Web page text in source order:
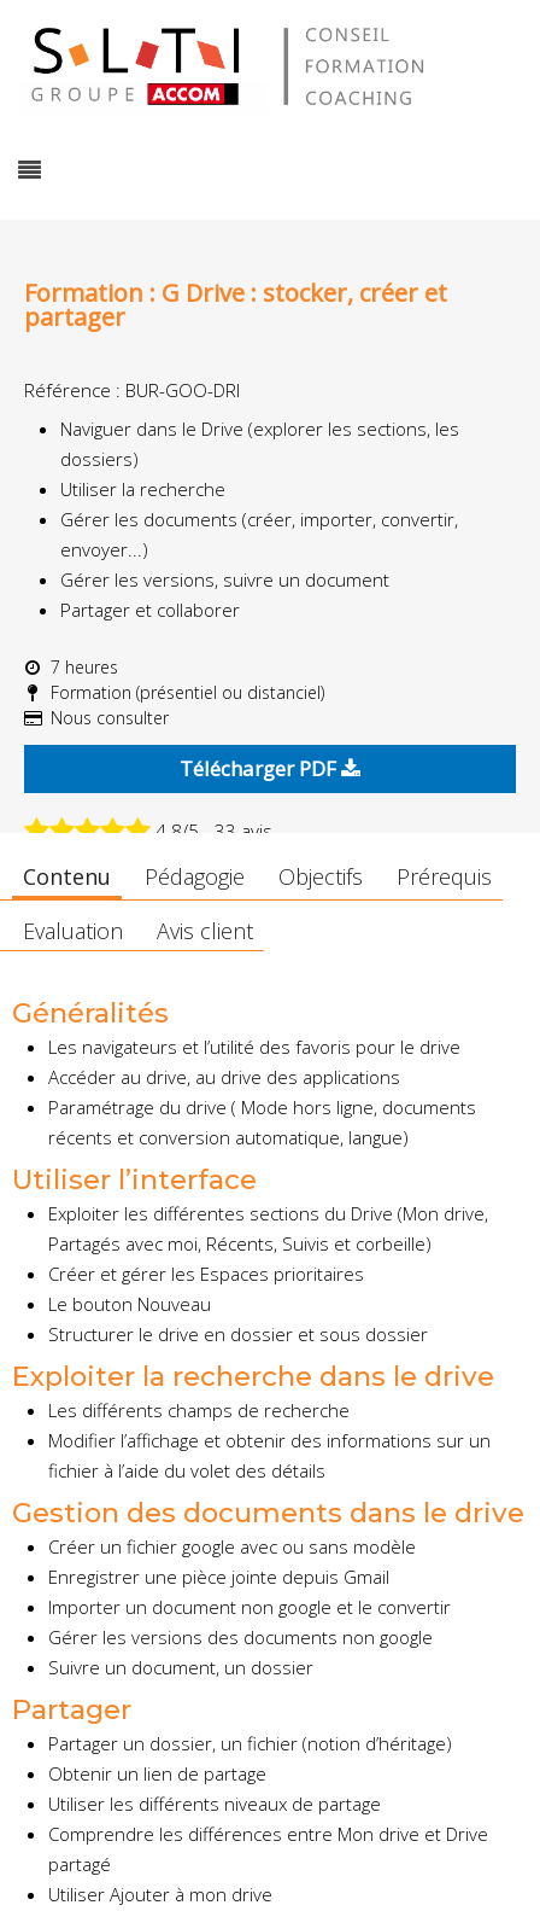
Formation : G Drive : stocker, créer et
partager
Référence : BUR-GOO-DRI
Naviguer dans le Drive (explorer les sections, les
dossiers)
Utiliser la recherche
Gérer les documents (créer, importer, convertir,
envoyer...)
Gérer les versions, suivre un document
Partager et collaborer
7 heures
Formation (présentiel ou distanciel)
Nous consulter
Télécharger PDF
4.8/5 - 33 avis
Contenu Pédagogie Objectifs
Prérequis
Evaluation
Avis client
Généralités
Les navigateurs et l’utilité des favoris pour le drive
Accéder au drive, au drive des applications
Paramétrage du drive ( Mode hors ligne, documents
récents et conversion automatique, langue)
Utiliser l’interface
Exploiter les différentes sections du Drive (Mon drive,
Partagés avec moi, Récents, Suivis et corbeille)
Créer et gérer les Espaces prioritaires
Le bouton Nouveau
Structurer le drive en dossier et sous dossier
Exploiter la recherche dans le drive
Les différents champs de recherche
Modifier l’affichage et obtenir des informations sur un
fichier à l’aide du volet des détails
Gestion des documents dans le drive
Créer un fichier google avec ou sans modèle
Enregistrer une pièce jointe depuis Gmail
Importer un document non google et le convertir
Gérer les versions des documents non google
Suivre un document, un dossier
Partager
Partager un dossier, un fichier (notion d’héritage)
Obtenir un lien de partage
Utiliser les différents niveaux de partage
Comprendre les différences entre Mon drive et Drive
partagé
Utiliser Ajouter à mon drive